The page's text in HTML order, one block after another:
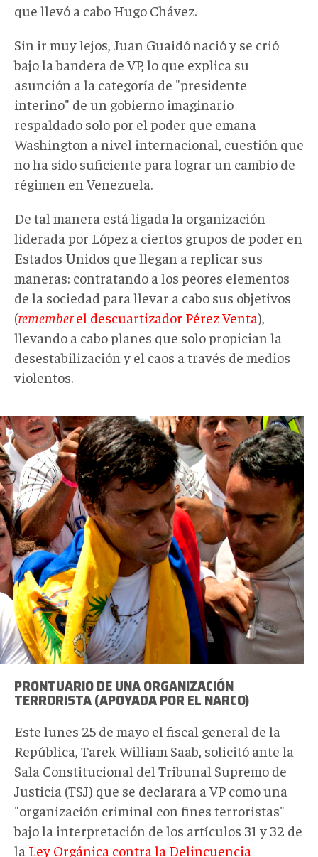
que llevó a cabo Hugo Chávez.
Sin ir muy lejos, Juan Guaidó nació y se crió
bajo la bandera de VP, lo que explica su
asunción a la categoría de "presidente
interino" de un gobierno imaginario
respaldado solo por el poder que emana
Washington a nivel internacional, cuestión que
no ha sido suficiente para lograr un cambio de
régimen en Venezuela.
De tal manera está ligada la organización
liderada por López a ciertos grupos de poder en
Estados Unidos que llegan a replicar sus
maneras: contratando a los peores elementos
de la sociedad para llevar a cabo sus objetivos
(rememberel descuartizador Pérez Venta),
llevando a cabo planes que solo propician la
desestabilización y el caos a través de medios
violentos.
PRONTUARIO DE UNA ORGANIZACIÓN
TERRORISTA (APOYADA POR EL NARCO)
Este lunes 25 de mayo el fiscal general de la
República, Tarek William Saab, solicitó ante la
Sala Constitucional del Tribunal Supremo de
Justicia (TSJ) que se declarara a VP como una
"organización criminal con fines terroristas"
bajo la interpretación de los artículos 31 y 32 de
la Ley Orgánica contra la Delincuencia